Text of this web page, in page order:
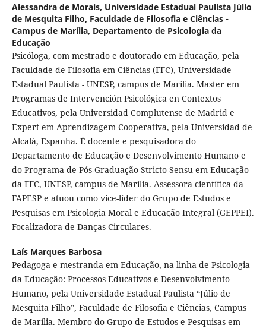
Alessandra de Morais, Universidade Estadual Paulista Júlio
de Mesquita Filho, Faculdade de Filosofia e Ciências -
Campus de Marília, Departamento de Psicologia da
Educação
Psicóloga, com mestrado e doutorado em Educação, pela
Faculdade de Filosofia em Ciências (FFC), Universidade
Estadual Paulista - UNESP, campus de Marília. Master em
Programas de Intervención Psicológica en Contextos
Educativos, pela Universidad Complutense de Madrid e
Expert em Aprendizagem Cooperativa, pela Universidad de
Alcalá, Espanha. É docente e pesquisadora do
Departamento de Educação e Desenvolvimento Humano e
do Programa de Pós-Graduação Stricto Sensu em Educação
da FFC, UNESP, campus de Marília. Assessora científica da
FAPESP e atuou como vice-líder do Grupo de Estudos e
Pesquisas em Psicologia Moral e Educação Integral (GEPPEI).
Focalizadora de Danças Circulares.
Laís Marques Barbosa
Pedagoga e mestranda em Educação, na linha de Psicologia
da Educação: Processos Educativos e Desenvolvimento
Humano, pela Universidade Estadual Paulista “Júlio de
Mesquita Filho”, Faculdade de Filosofia e Ciências, Campus
de Marília. Membro do Grupo de Estudos e Pesquisas em